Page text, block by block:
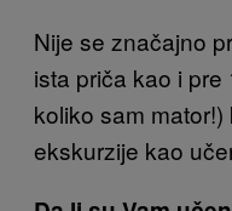
Nije se značajno
ista priča kao i
koliko sam
ekskurzije kao